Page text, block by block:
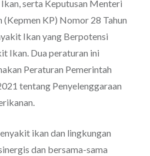
serta Keputusan Menteri
(Kepmen KP) Nomor 28 Tahun
Ikan yang Berpotensi
Ikan. Dua peraturan ini
Peraturan Pemerintah
tentang Penyelenggaraan
ikan dan lingkungan
dan bersama-sama